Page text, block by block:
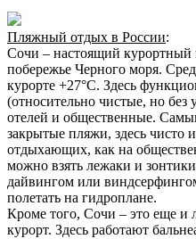
Пляжный отдых в России:
Сочи – настоящий курортный
побережье Черного моря.
курорте +27°С. Здесь
(относительно чистые, но без
отелей и общественные.
закрытые пляжи, здесь чисто
отдыхающих, как на
можно взять лежаки и
дайвингом или
полетать на гидроплане.
Кроме того, Сочи – это еще и
курорт. Здесь работают